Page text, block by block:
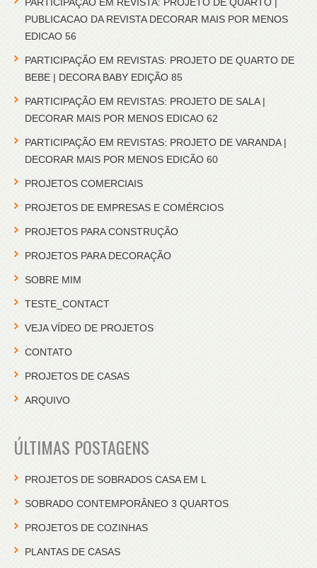
PUBLICACAO DA REVISTA DECORAR MAIS POR MENOS
EDICAO 56
PARTICIPAÇÃO EM REVISTAS: PROJETO DE QUARTO DE
BEBE | DECORA BABY EDIÇÃO 85
PARTICIPAÇÃO EM REVISTAS: PROJETO DE SALA |
DECORAR MAIS POR MENOS EDICAO 62
PARTICIPAÇÃO EM REVISTAS: PROJETO DE VARANDA |
DECORAR MAIS POR MENOS EDICÃO 60
PROJETOS COMERCIAIS
PROJETOS DE EMPRESAS E COMÉRCIOS
PROJETOS PARA CONSTRUÇÃO
PROJETOS PARA DECORAÇÃO
SOBRE MIM
TESTE_CONTACT
VEJA VÍDEO DE PROJETOS
CONTATO
PROJETOS DE CASAS
ARQUIVO
ÚLTIMAS POSTAGENS
PROJETOS DE SOBRADOS CASA EM L
SOBRADO CONTEMPORÂNEO 3 QUARTOS
PROJETOS DE COZINHAS
PLANTAS DE CASAS